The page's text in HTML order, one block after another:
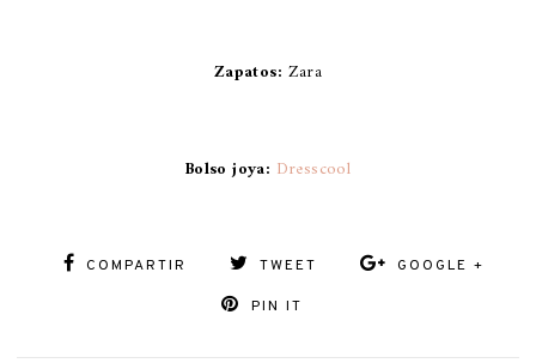
Zapatos: Zara
Bolso joya: Dresscool
COMPARTIR TWEET GOOGLE +
PIN IT